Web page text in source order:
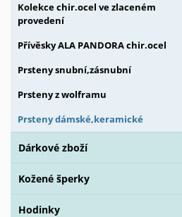
Kolekce chir.ocel ve zlaceném
provedení
Přívěsky ALA PANDORA chir.ocel
Prsteny snubní,zásnubní
Prsteny z wolframu
Prsteny dámské,keramické
Dárkové zboží
Kožené šperky
Hodinky